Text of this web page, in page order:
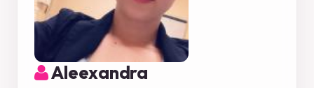
Aleexandra